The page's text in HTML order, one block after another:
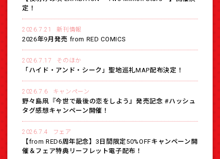
定！
2026.7.21 新刊情報
2026年9月発売 from RED COMICS
2026.7.17 そのほか
「ハイド・アンド・シーク」聖地巡礼MAP配布決定！
2026.7.6 キャンペーン
野々島凧『今世で最後の恋をしよう』発売記念 #ハッシュ
タグ感想キャンペーン開催！
2026.7.4 フェア
【from RED6周年記念】3日間限定50%OFFキャンペーン開
催＆フェア特典リーフレット電子配布！